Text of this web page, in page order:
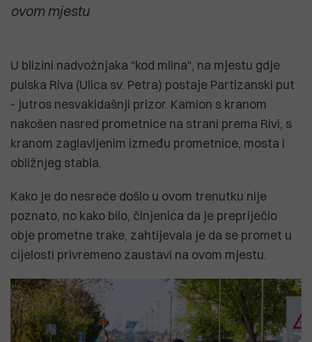
ovom mjestu
U blizini nadvožnjaka "kod mlina", na mjestu gdje
pulska Riva (Ulica sv. Petra) postaje Partizanski put
- jutros nesvakidašnji prizor. Kamion s kranom
nakošen nasred prometnice na strani prema Rivi, s
kranom zaglavljenim između prometnice, mosta i
obližnjeg stabla.
Kako je do nesreće došlo u ovom trenutku nije
poznato, no kako bilo, činjenica da je prepriječio
obje prometne trake, zahtijevala je da se promet u
cijelosti privremeno zaustavi na ovom mjestu.